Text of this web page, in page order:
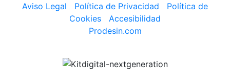
Aviso Legal Política de Privacidad
Política de
Cookies
Accesibilidad
Prodesin.com